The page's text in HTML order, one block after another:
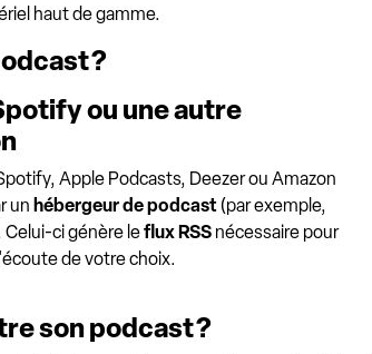
haut de gamme.
?
ou une autre
Apple Podcasts, Deezer ou Amazon
un hébergeur de podcast(par exemple,
ci génère leflux RSS nécessaire pour
de votre choix.
son podcast ?